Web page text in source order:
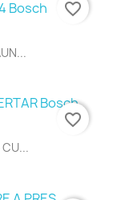
favorite_border
favorite_border